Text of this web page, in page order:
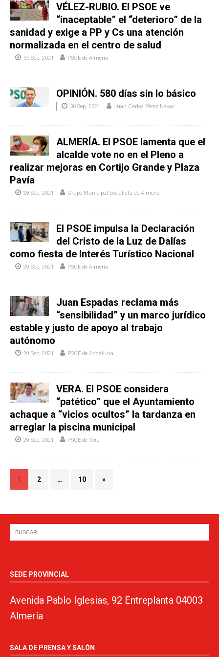
VÉLEZ-RUBIO. El PSOE ve
“inaceptable” el “deterioro” de la
sanidad y exige a PP y Cs una atención
normalizada en el centro de salud
30 Sep, 2021 PSOE de Almería
OPINIÓN. 580 días sin lo básico
30 Sep, 2021 Juan Carlos Pérez Navas
ALMERÍA. El PSOE lamenta que el
alcalde vote no en el Pleno a
realizar mejoras en Cortijo Grande y Plaza
Pavía
29 Sep, 2021 Grupo Municipal Socialista de Almería
El PSOE impulsa la Declaración
del Cristo de la Luz de Dalías
como fiesta de Interés Turístico Nacional
29 Sep, 2021 PSOE de Almería
Juan Espadas reclama más
“sensibilidad” y un marco jurídico
estable y justo de apoyo al trabajo
autónomo
29 Sep, 2021 PSOE de Andalucía
VERA. El PSOE considera
“patético” que el Ayuntamiento
achaque a “vicios ocultos” la tardanza en
arreglar la piscina municipal
29 Sep, 2021 PSOE de Vera
1 2 … 10 »
SEDE PROVINCIAL
Avenida Pablo Iglesias, 92 Entreplanta 04003
Almería
SALA DE PRENSA Y SALÓN